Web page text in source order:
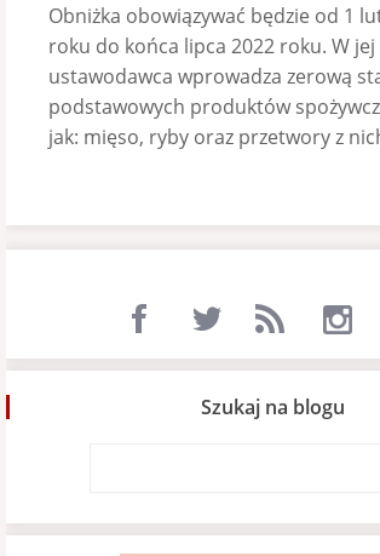
Obniżka obowiązywać będzie od 1
roku do końca lipca 2022 roku. W
ustawodawca wprowadza zerową
podstawowych produktów
jak: mięso, ryby oraz przetwory z
Szukaj na blogu